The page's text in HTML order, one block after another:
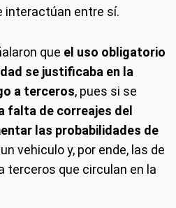
interactúan entre sí.
que el uso obligatorio
se justificaba en la
a terceros, pues si se
falta de correajes del
las probabilidades de
vehiculo y, por ende, las de
que circulan en la